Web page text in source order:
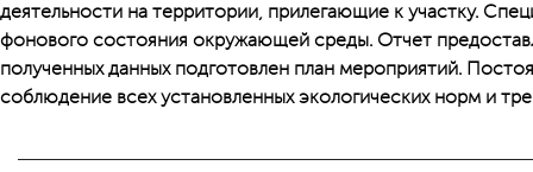
деятельности на территории, прилегающие к участку.
фонового состояния окружающей среды. Отчет
полученных данных подготовлен план мероприятий.
соблюдение всех установленных экологических норм и